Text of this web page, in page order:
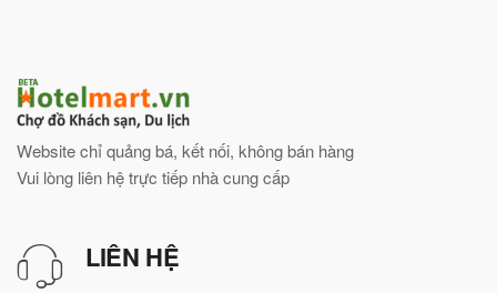
Website chỉ quảng bá, kết nối, không bán hàng
Vui lòng liên hệ trực tiếp nhà cung cấp
LIÊN HỆ